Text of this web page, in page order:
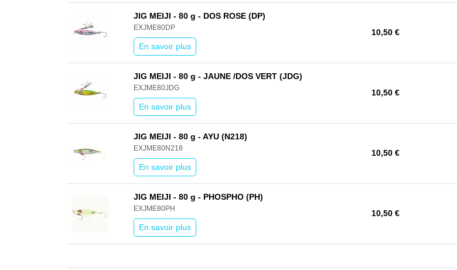
JIG MEIJI - 80 g - DOS ROSE (DP)
EXJME80DP
En savoir plus
10,50 €
JIG MEIJI - 80 g - JAUNE /DOS VERT (JDG)
EXJME80JDG
En savoir plus
10,50 €
JIG MEIJI - 80 g - AYU (N218)
EXJME80N218
En savoir plus
10,50 €
JIG MEIJI - 80 g - PHOSPHO (PH)
EXJME80PH
En savoir plus
10,50 €